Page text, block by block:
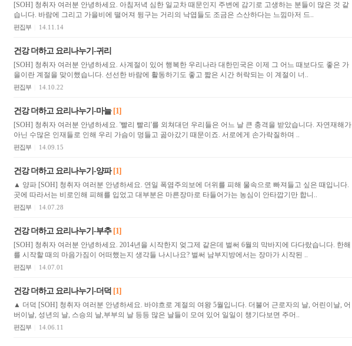
[SOH] 청취자 여러분 안녕하세요. 아침저녁 심한 일교차 때문인지 주변에 감기로 고생하는 분들이 많은 것 같
습니다. 바람에 그리고 가을비에 떨어져 뒹구는 거리의 낙엽들도 조금은 스산하다는 느낌마저 드..
편집부 14.11.14
건강 더하고 요리나누기-귀리
[SOH] 청취자 여러분 안녕하세요. 사계절이 있어 행복한 우리나라 대한민국은 이제 그 어느 때보다도 좋은 가
을이란 계절을 맞이했습니다. 선선한 바람에 활동하기도 좋고 짧은 시간 허락되는 이 계절이 너..
편집부 14.10.22
건강 더하고 요리나누기-마늘 [1]
[SOH] 청취자 여러분 안녕하세요. '빨리 빨리'를 외쳐대던 우리들은 어느 날 큰 충격을 받았습니다. 자연재해가
아닌 수많은 인재들로 인해 우리 가슴이 멍들고 곪아갔기 때문이죠. 서로에게 손가락질하며 ..
편집부 14.09.15
건강 더하고 요리나누기-양파 [1]
▲ 양파 [SOH] 청취자 여러분 안녕하세요. 연일 폭염주의보에 더위를 피해 물속으로 빠져들고 싶은 때입니다.
곳에 따라서는 비로인해 피해를 입었고 대부분은 마른장마로 타들어가는 농심이 안타깝기만 합니..
편집부 14.07.28
건강 더하고 요리나누기-부추 [1]
[SOH] 청취자 여러분 안녕하세요. 2014년을 시작한지 엊그제 같은데 벌써 6월의 막바지에 다다랐습니다. 한해
를 시작할 때의 마음가짐이 어떠했는지 생각들 나시나요? 벌써 남부지방에서는 장마가 시작된 ..
편집부 14.07.01
건강 더하고 요리나누기-더덕 [1]
▲ 더덕 [SOH] 청취자 여러분 안녕하세요. 바야흐로 계절의 여왕 5월입니다. 더불어 근로자의 날, 어린이날, 어
버이날, 성년의 날, 스승의 날,부부의 날 등등 많은 날들이 모여 있어 일일이 챙기다보면 주머..
편집부 14.06.11